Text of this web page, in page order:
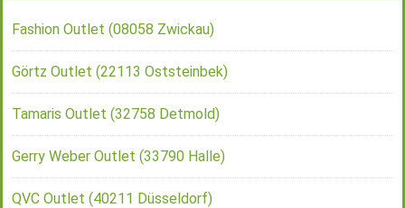
Fashion Outlet (08058 Zwickau)
Görtz Outlet (22113 Oststeinbek)
Tamaris Outlet (32758 Detmold)
Gerry Weber Outlet (33790 Halle)
QVC Outlet (40211 Düsseldorf)